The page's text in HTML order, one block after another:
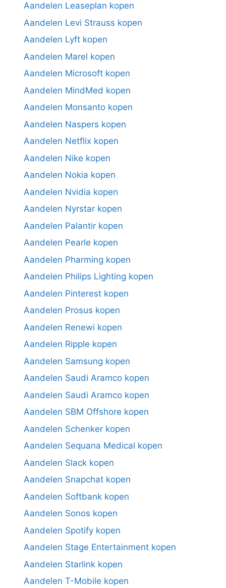
Aandelen Leaseplan kopen
Aandelen Levi Strauss kopen
Aandelen Lyft kopen
Aandelen Marel kopen
Aandelen Microsoft kopen
Aandelen MindMed kopen
Aandelen Monsanto kopen
Aandelen Naspers kopen
Aandelen Netflix kopen
Aandelen Nike kopen
Aandelen Nokia kopen
Aandelen Nvidia kopen
Aandelen Nyrstar kopen
Aandelen Palantir kopen
Aandelen Pearle kopen
Aandelen Pharming kopen
Aandelen Philips Lighting kopen
Aandelen Pinterest kopen
Aandelen Prosus kopen
Aandelen Renewi kopen
Aandelen Ripple kopen
Aandelen Samsung kopen
Aandelen Saudi Aramco kopen
Aandelen Saudi Aramco kopen
Aandelen SBM Offshore kopen
Aandelen Schenker kopen
Aandelen Sequana Medical kopen
Aandelen Slack kopen
Aandelen Snapchat kopen
Aandelen Softbank kopen
Aandelen Sonos kopen
Aandelen Spotify kopen
Aandelen Stage Entertainment kopen
Aandelen Starlink kopen
Aandelen T-Mobile kopen